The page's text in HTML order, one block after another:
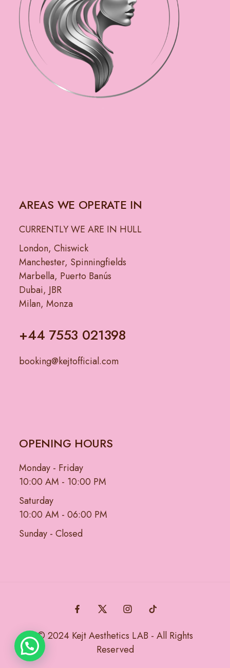
AREAS WE OPERATE IN
CURRENTLY WE ARE IN HULL
London, Chiswick
Manchester, Spinningfields
Marbella, Puerto Banús
Dubai, JBR
Milan, Monza
+44 7553 021398
booking@kejtofficial.com
OPENING HOURS
Monday - Friday
10:00 AM - 10:00 PM
Saturday
10:00 AM - 06:00 PM
Sunday - Closed
© 2024 Kejt Aesthetics LAB - All Rights
Reserved